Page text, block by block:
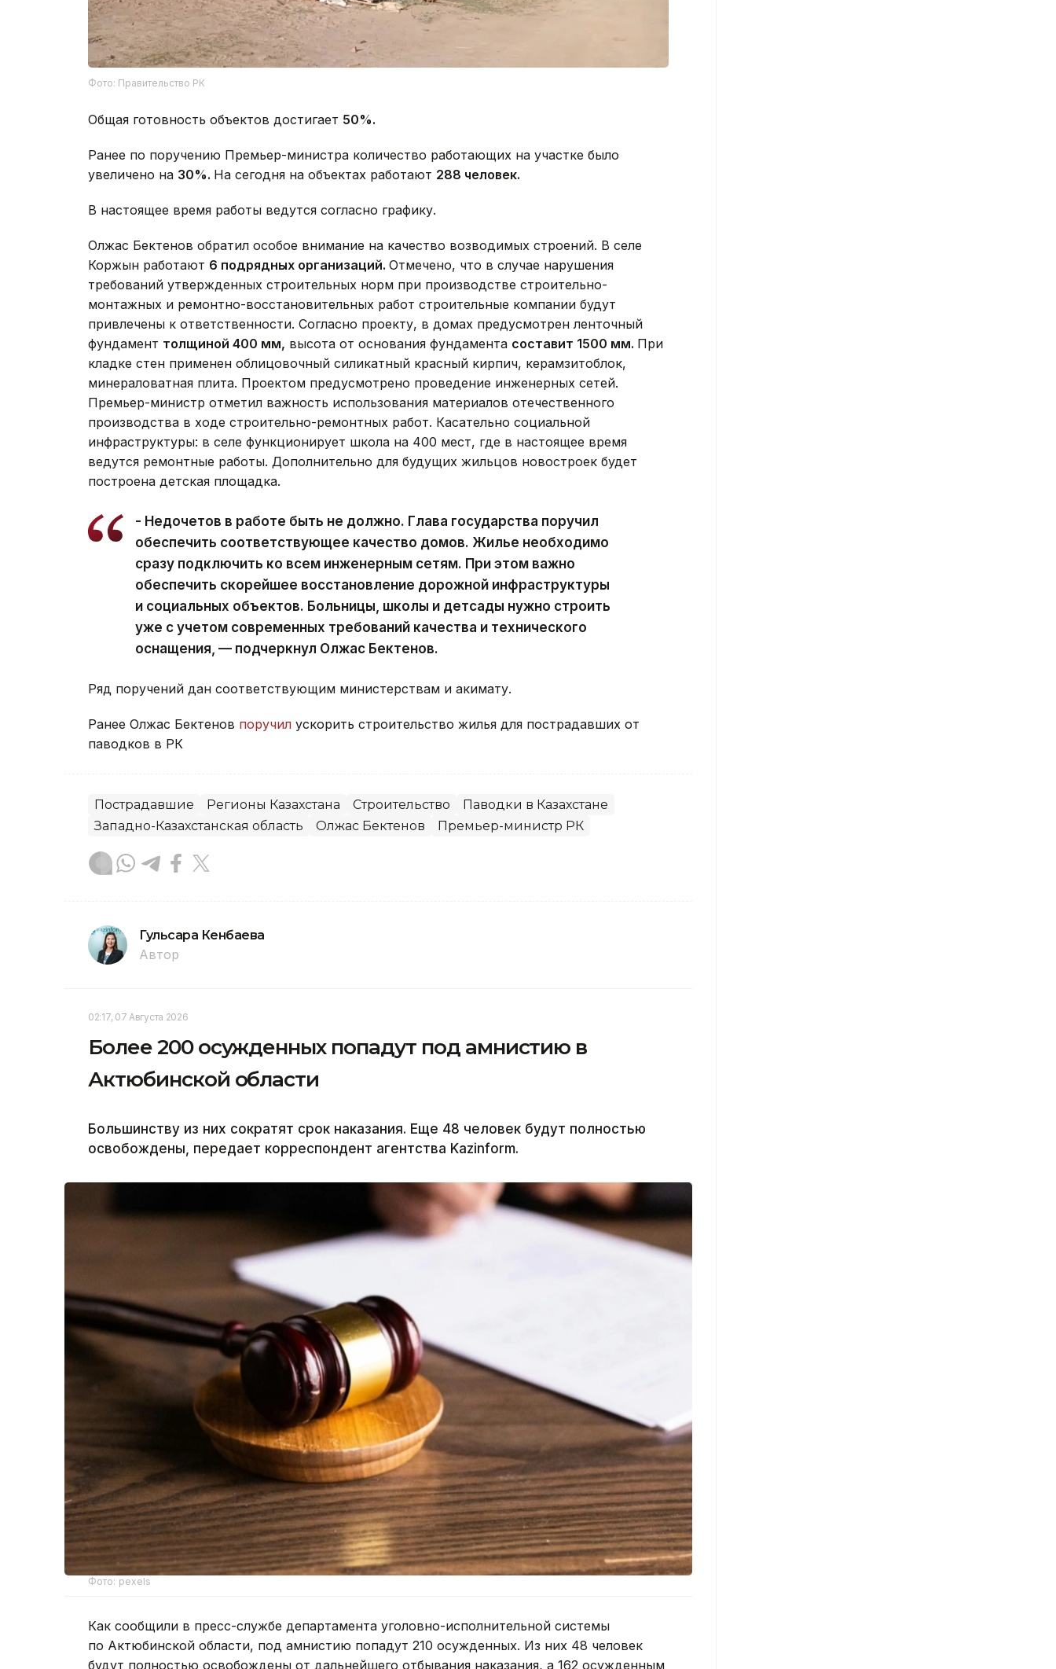
Фото: Правительство РК
Общая готовность объектов достигает 50%.
Ранее по поручению Премьер-министра количество работающих на участке было
увеличено на 30%. На сегодня на объектах работают 288 человек.
В настоящее время работы ведутся согласно графику.
Олжас Бектенов обратил особое внимание на качество возводимых строений. В селе
Коржын работают 6 подрядных организаций. Отмечено, что в случае нарушения
требований утвержденных строительных норм при производстве строительно-
монтажных и ремонтно-восстановительных работ строительные компании будут
привлечены к ответственности. Согласно проекту, в домах предусмотрен ленточный
фундамент толщиной 400 мм, высота от основания фундамента составит 1500 мм. При
кладке стен применен облицовочный силикатный красный кирпич, керамзитоблок,
минераловатная плита. Проектом предусмотрено проведение инженерных сетей.
Премьер-министр отметил важность использования материалов отечественного
производства в ходе строительно-ремонтных работ. Касательно социальной
инфраструктуры: в селе функционирует школа на 400 мест, где в настоящее время
ведутся ремонтные работы. Дополнительно для будущих жильцов новостроек будет
построена детская площадка.
- Недочетов в работе быть не должно. Глава государства поручил
обеспечить соответствующее качество домов. Жилье необходимо
сразу подключить ко всем инженерным сетям. При этом важно
обеспечить скорейшее восстановление дорожной инфраструктуры
и социальных объектов. Больницы, школы и детсады нужно строить
уже с учетом современных требований качества и технического
оснащения, — подчеркнул Олжас Бектенов.
Ряд поручений дан соответствующим министерствам и акимату.
Ранее Олжас Бектенов поручил ускорить строительство жилья для пострадавших от
паводков в РК
Пострадавшие Регионы Казахстана Строительство
Паводки в Казахстане
Западно-Казахстанская область
Олжас Бектенов Премьер-министр РК
Гульсара Кенбаева
Автор
02:17, 07 Августа 2026
Более 200 осужденных попадут под амнистию в
Актюбинской области
Большинству из них сократят срок наказания. Еще 48 человек будут полностью
освобождены, передает корреспондент агентства Kazinform.
Фото: pexels
Как сообщили в пресс-службе департамента уголовно-исполнительной системы
по Актюбинской области, под амнистию попадут 210 осужденных. Из них 48 человек
будут полностью освобождены от дальнейшего отбывания наказания, а 162 осужденным